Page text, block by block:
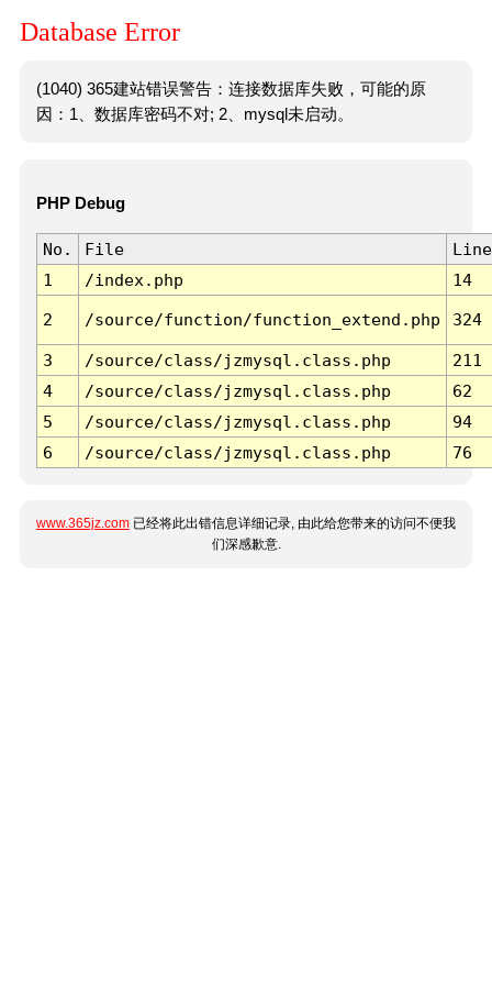
Database Error
(1040) 365建站错误警告：连接数据库失败，可能的原
因：1、数据库密码不对; 2、mysql未启动。
PHP Debug
No. File
Line
1
/index.php 14
2 /source/function/function_extend.php 324
3 /source/class/jzmysql.class.php
211
4
/source/class/jzmysql.class.php
62
5
/source/class/jzmysql.class.php
94
6
/source/class/jzmysql.class.php 76
www.365jz.com 已经将此出错信息详细记录, 由此给您带来的访问不便我
们深感歉意.